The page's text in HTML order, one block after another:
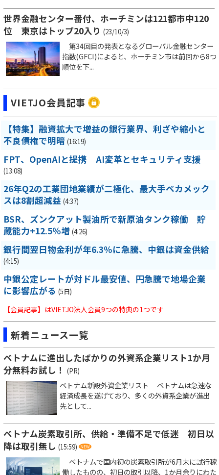
世界金融センター番付、ホーチミンは121都市中120
位 東京はトップ20入り (23/10/3)
第34回目の発表となるグローバル金融センター
指数(GFCI)によると、ホーチミン市は前回から8つ
順位を下...
VIETJO会員記事
【特集】融資拡大で増益の銀行業界、利ざや縮小と
不良債権で明暗 (16:19)
FPT、OpenAIと提携 AI変革とセキュリティ支援
(13:08)
26年Q2の工業団地業績が二極化、最大手ベカメック
スは8割超減益 (4:37)
BSR、ズンクアット製油所で新原油タンク稼働 貯
蔵能力+12.5％増 (4:26)
銀行間翌日物金利が年6.3％に急騰、中銀は資金供給
(4:15)
中銀公定レートが対ドル最安値、円急騰で地場企業
に影響広がる (5日)
【会員記事】はVIETJO法人会員9つの特典の1つです
新着ニュース一覧
ベトナムに進出したばかりの外資系企業リスト1か月
分無料お試し！
(PR)
ベトナム新設外資企業リスト ベトナムは急速な
経済成長を遂げており、多くの外資系企業が進出
先として...
ベトナム炭素取引所、供給・準備不足で低迷 初日以
降は取引無し (15:59)
ベトナムで国内初の炭素取引所が6月末に試行稼
働したものの、初日の取引以降、1か月余りにわた